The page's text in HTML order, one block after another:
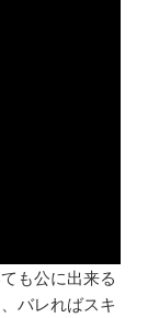
も公に出来る
バレればスキ